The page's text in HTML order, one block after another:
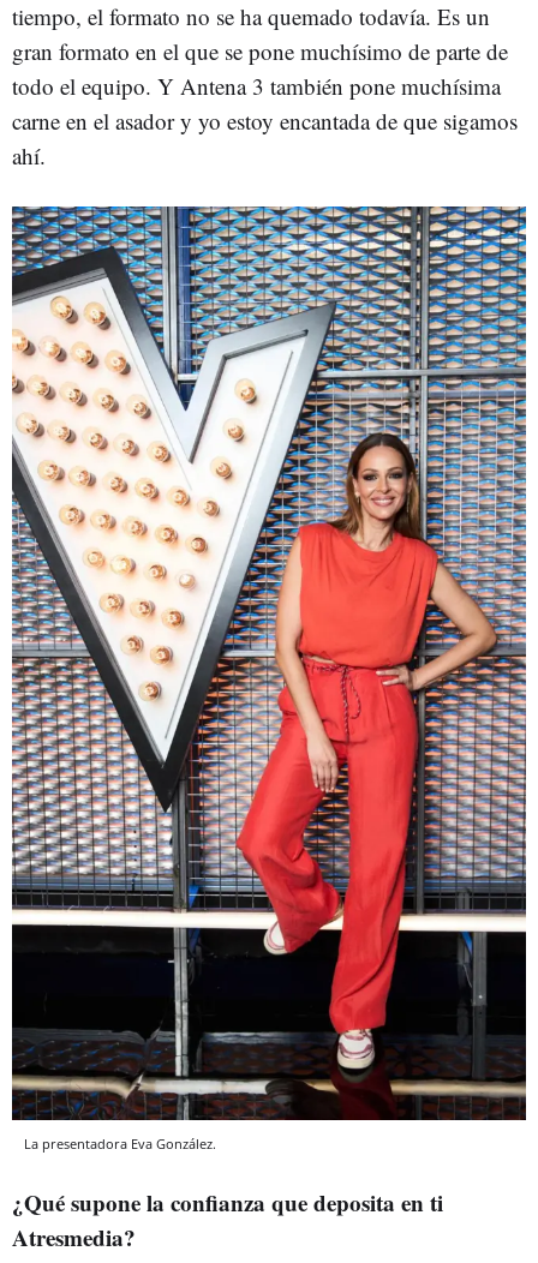
tiempo, el formato no se ha quemado todavía. Es un
gran formato en el que se pone muchísimo de parte de
todo el equipo. Y Antena 3 también pone muchísima
carne en el asador y yo estoy encantada de que sigamos
ahí.
La presentadora Eva González.
¿Qué supone la confianza que deposita en ti
Atresmedia?